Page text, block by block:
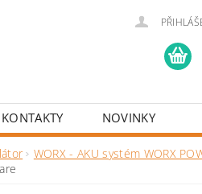
KONTAKTY
NOVINKY
WORX - AKU systém WORX